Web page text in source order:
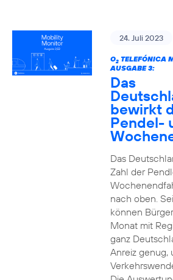
24. Juli 2023
O2TELEFÓNICA
AUSGABE 3:
Das
bewirkt
Pendel-
Das
Zahl der
nach oben.
können
Monat mit
ganz
Anreiz genug,